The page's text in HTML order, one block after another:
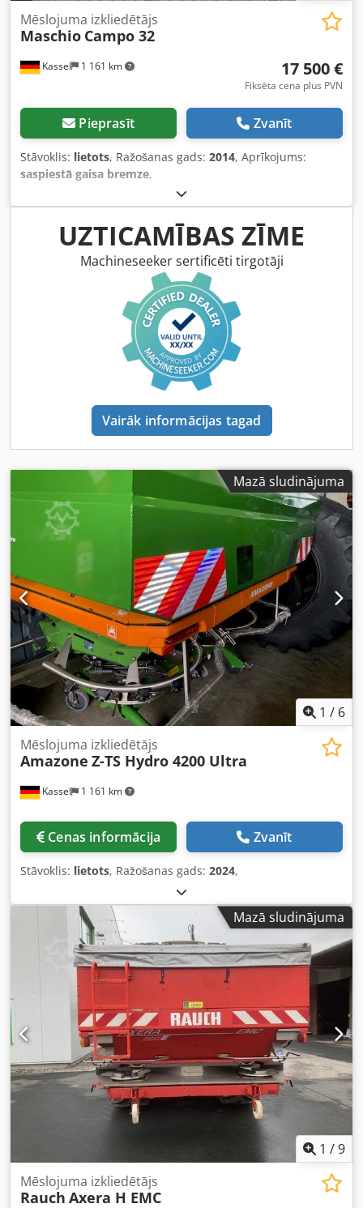
Kassel 1 161 km
Mēslojuma izkliedētājs
Maschio Campo 32
17 500 €
Fiksēta cena plus PVN
Pieprasīt Zvanīt
Stāvoklis: lietots, Ražošanas gads: 2014, Aprīkojums:
saspiestā gaisa bremze,
UZTICAMĪBAS ZĪME
Machineseeker sertificēti tirgotāji
Vairāk informācijas tagad
Mazā sludinājuma
1 / 6
Kassel 1 161 km
Mēslojuma izkliedētājs
Amazone Z-TS Hydro 4200 Ultra
Cenas informācija Zvanīt
Stāvoklis: lietots, Ražošanas gads: 2024,
Mazā sludinājuma
1 /9
Mēslojuma izkliedētājs
Rauch Axera H EMC